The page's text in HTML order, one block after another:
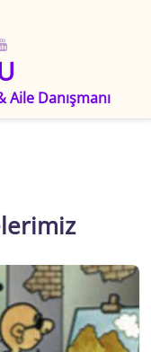
Danışmanı